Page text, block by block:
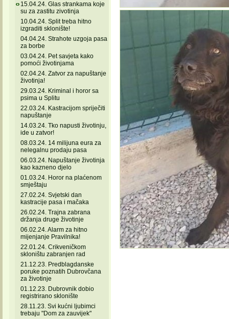
15.04.24. Glas strankama koje
su za zastitu zivotinja
10.04.24. Split treba hitno
izgraditi sklonište!
04.04.24. Strahote uzgoja pasa
za borbe
03.04.24. Pet savjeta kako
pomoći životinjama
02.04.24. Zatvor za napuštanje
životinja!
29.03.24. Kriminal i horor sa
psima u Splitu
22.03.24. Kastracijom spriječiti
napuštanje
14.03.24. Tko napusti životinju,
ide u zatvor!
08.03.24. 14 milijuna eura za
nelegalnu prodaju pasa
06.03.24. Napuštanje životinja
kao kazneno djelo
01.03.24. Horor na plaćenom
smještaju
27.02.24. Svjetski dan
kastracije pasa i mačaka
26.02.24. Trajna zabrana
držanja druge životinje
06.02.24. Alarm za hitno
mijenjanje Pravilnika!
22.01.24. Crikveničkom
skloništu zabranjen rad
21.12.23. Predblagdanske
poruke poznatih Dubrovčana
za životinje
01.12.23. Dubrovnik dobio
registrirano sklonište
28.11.23. Svi kućni ljubimci
trebaju "Dom za zauvijek"